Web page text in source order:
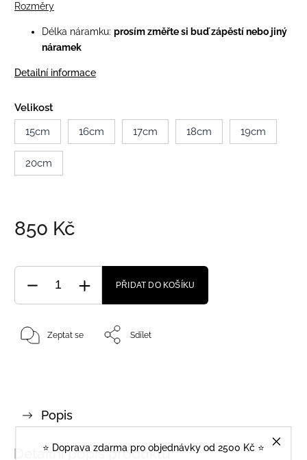
⭐️ Doprava zdarma pro objednávky od 2500 Kč ⭐️
Rozměry
Délka náramku: prosím změřte si buď zápěstí nebo jiný
náramek
Detailní informace
Velikost
15cm
16cm 17cm 18cm 19cm
20cm
850 Kč
PŘIDAT DO KOŠÍKU
Zeptat se Sdílet
Popis
Detailní popis produktu